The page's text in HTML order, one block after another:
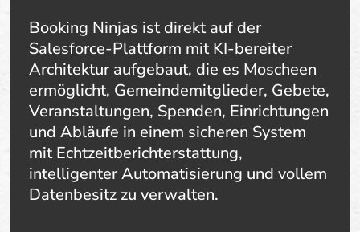
Booking Ninjas ist direkt auf der
Salesforce-Plattform mit KI-bereiter
Architektur aufgebaut, die es Moscheen
ermöglicht, Gemeindemitglieder, Gebete,
Veranstaltungen, Spenden, Einrichtungen
und Abläufe in einem sicheren System
mit Echtzeitberichterstattung,
intelligenter Automatisierung und vollem
Datenbesitz zu verwalten.